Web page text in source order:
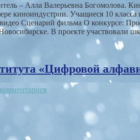
– Алла Валерьевна Богомолова.
киноиндустрии. Учащиеся 10
Сценарий фильма О конкурсе:
В проекте участвовали
«Цифровой